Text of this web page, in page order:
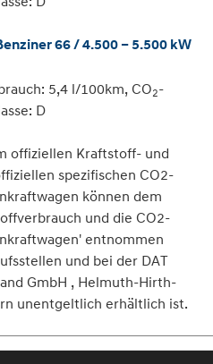
66 / 4.500 – 5.500 kW
5,4 l/100km, CO2-
D
offiziellen Kraftstoff- und
spezifischen CO2-
können dem
und die CO2-
entnommen
und bei der DAT
GmbH , Helmuth-Hirth-
unentgeltlich erhältlich ist.